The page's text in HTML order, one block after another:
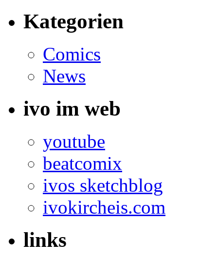
Kategorien
Comics
News
ivo im web
youtube
beatcomix
ivos sketchblog
ivokircheis.com
links